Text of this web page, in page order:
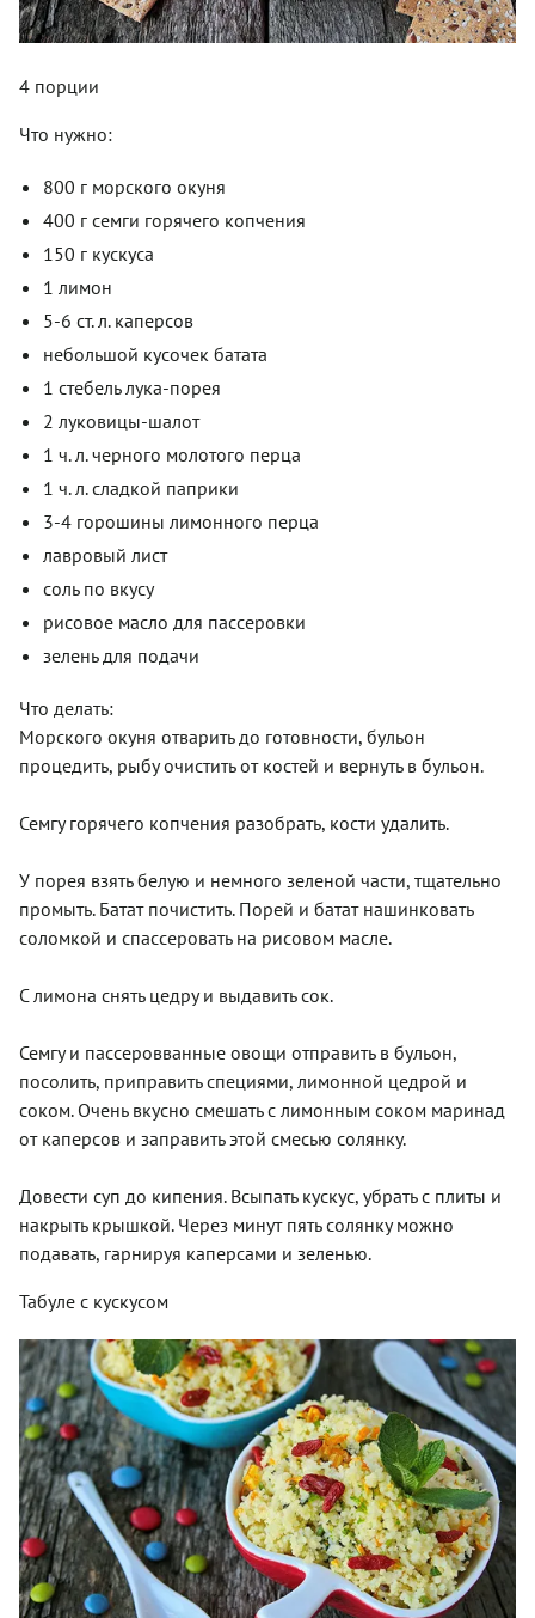
4 порции
Что нужно:
800 г морского окуня
400 г семги горячего копчения
150 г кускуса
1 лимон
5-6 ст. л. каперсов
небольшой кусочек батата
1 стебель лука-порея
2 луковицы-шалот
1 ч. л. черного молотого перца
1 ч. л. сладкой паприки
3-4 горошины лимонного перца
лавровый лист
соль по вкусу
рисовое масло для пассеровки
зелень для подачи
Что делать:
Морского окуня отварить до готовности, бульон
процедить, рыбу очистить от костей и вернуть в бульон.
Семгу горячего копчения разобрать, кости удалить.
У порея взять белую и немного зеленой части, тщательно
промыть. Батат почистить. Порей и батат нашинковать
соломкой и спассеровать на рисовом масле.
С лимона снять цедру и выдавить сок.
Семгу и пассеровванные овощи отправить в бульон,
посолить, приправить специями, лимонной цедрой и
соком. Очень вкусно смешать с лимонным соком маринад
от каперсов и заправить этой смесью солянку.
Довести суп до кипения. Всыпать кускус, убрать с плиты и
накрыть крышкой. Через минут пять солянку можно
подавать, гарнируя каперсами и зеленью.
Табуле с кускусом